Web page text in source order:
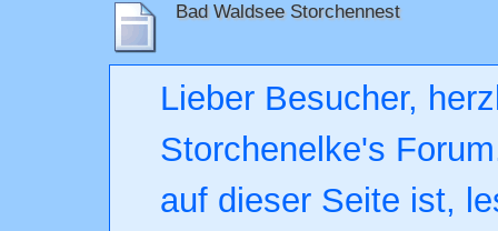
Bad Waldsee Storchennest
Lieber Besucher,
Storchenelke's
auf dieser Seite ist,